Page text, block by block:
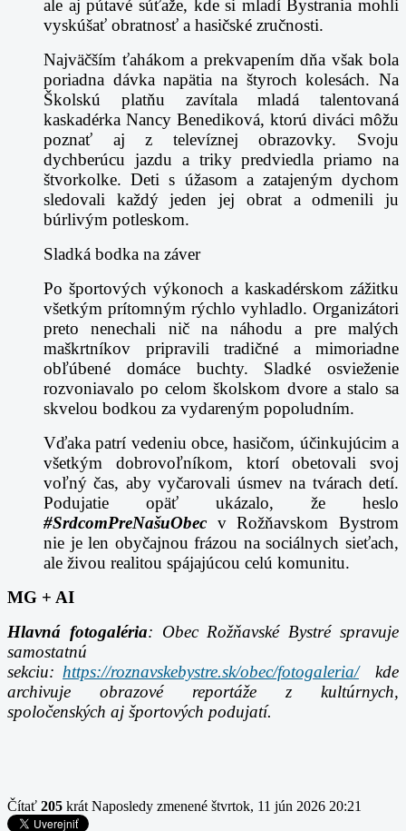
ale aj pútavé súťaže, kde si mladí Bystrania mohli
vyskúšať obratnosť a hasičské zručnosti.
Najväčším ťahákom a prekvapením dňa však bola
poriadna dávka napätia na štyroch kolesách. Na
Školskú platňu zavítala mladá talentovaná
kaskadérka Nancy Benediková, ktorú diváci môžu
poznať aj z televíznej obrazovky. Svoju
dychberúcu jazdu a triky predviedla priamo na
štvorkolke. Deti s úžasom a zatajeným dychom
sledovali každý jeden jej obrat a odmenili ju
búrlivým potleskom.
Sladká bodka na záver
Po športových výkonoch a kaskadérskom zážitku
všetkým prítomným rýchlo vyhladlo. Organizátori
preto nenechali nič na náhodu a pre malých
maškrtníkov pripravili tradičné a mimoriadne
obľúbené domáce buchty. Sladké osvieženie
rozvoniavalo po celom školskom dvore a stalo sa
skvelou bodkou za vydareným popoludním.
Vďaka patrí vedeniu obce, hasičom, účinkujúcim a
všetkým dobrovoľníkom, ktorí obetovali svoj
voľný čas, aby vyčarovali úsmev na tvárach detí.
Podujatie opäť ukázalo, že heslo
#SrdcomPreNašuObec v Rožňavskom Bystrom
nie je len obyčajnou frázou na sociálnych sieťach,
ale živou realitou spájajúcou celú komunitu.
MG + AI
Hlavná fotogaléria: Obec Rožňavské Bystré spravuje
samostatnú
sekciu: https://roznavskebystre.sk/obec/fotogaleria/kde
archivuje obrazové reportáže z kultúrnych,
spoločenských aj športových podujatí.
Čítať 205 krát Naposledy zmenené štvrtok, 11 jún 2026 20:21